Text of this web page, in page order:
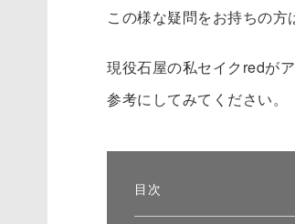
この様な疑問をお持ちの方
現役石屋の私セイクredが
参考にしてみてください。
目次